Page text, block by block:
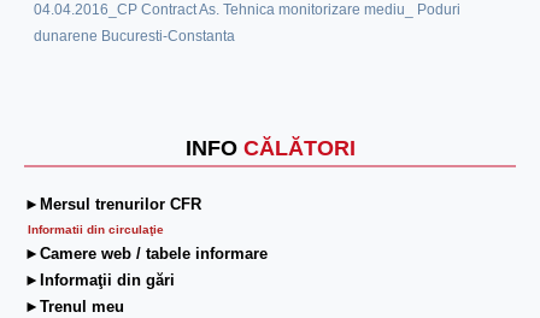
INFO CĂLĂTORI
►Mersul trenurilor CFR
Informatii din circulaţie
►Camere web / tabele informare
►Informaţii din gări
►Trenul meu
04.04.2016_CP Contract As. Tehnica monitorizare mediu_ Poduri
dunarene Bucuresti-Constanta